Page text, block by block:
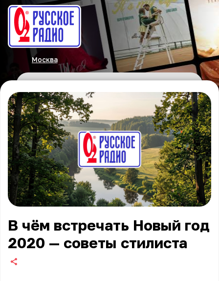
Москва
В чём встречать Новый год
2020 — советы стилиста